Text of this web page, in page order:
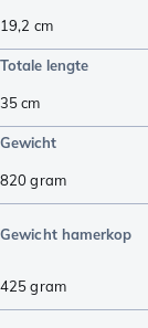
19,2 cm
Totale lengte
35cm
Gewicht
820gram
Gewicht hamerkop
425gram